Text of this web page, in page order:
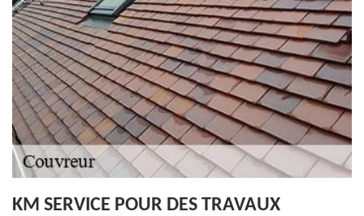
KM SERVICE POUR DES TRAVAUX